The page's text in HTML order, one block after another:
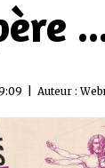
| Auteur :